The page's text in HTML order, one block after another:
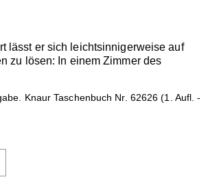
lässt er sich leichtsinnigerweise auf
zu lösen: In einem Zimmer des
Knaur Taschenbuch Nr. 62626 (1. Aufl. -